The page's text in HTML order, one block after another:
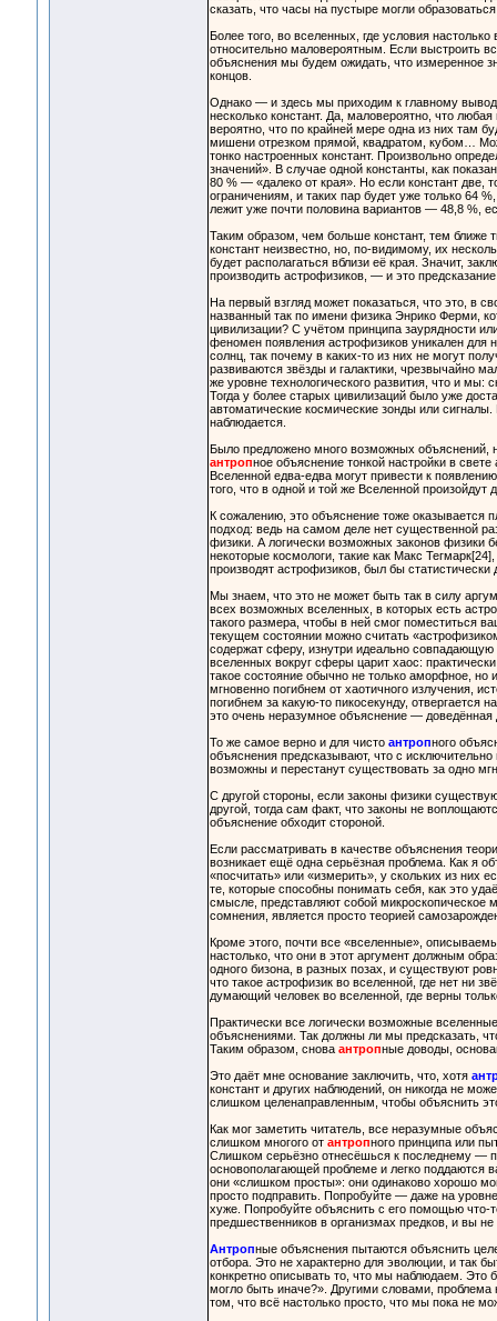
сказать, что часы на пустыре могли
Более того, во вселенных, где условия
относительно маловероятным. Если выстроить
объяснения мы будем ожидать, что измеренное
концов.
Однако — и здесь мы приходим к главному
несколько констант. Да, маловероятно, что
вероятно, что по крайней мере одна из них там
мишени отрезком прямой, квадратом, кубом…
тонко настроенных констант. Произвольно
значений». В случае одной константы, как
80 % — «далеко от края». Но если констант две,
ограничениям, и таких пар будет уже только 64
лежит уже почти половина вариантов — 48,8 %,
Таким образом, чем больше констант, тем ближе
констант неизвестно, но, по-видимому, их
будет располагаться вблизи её края. Значит,
производить астрофизиков, — и это
На первый взгляд может показаться, что это, в
названный так по имени физика Энрико Ферми,
цивилизации? С учётом принципа заурядности
феномен появления астрофизиков уникален
солнц, так почему в каких-то из них не могут
развиваются звёзды и галактики, чрезвычайно
же уровне технологического развития, что и
Тогда у более старых цивилизаций было уже
автоматические космические зонды или
наблюдается.
Было предложено много возможных объяснений,
антропное объяснение тонкой настройки в
Вселенной едва-едва могут привести к
того, что в одной и той же Вселенной
К сожалению, это объяснение тоже
подход: ведь на самом деле нет существенной
физики. А логически возможных законов физики
некоторые космологи, такие как Макс
производят астрофизиков, был бы статистически
Мы знаем, что это не может быть так в силу
всех возможных вселенных, в которых есть
такого размера, чтобы в ней смог поместиться
текущем состоянии можно считать
содержат сферу, изнутри идеально
вселенных вокруг сферы царит хаос:
такое состояние обычно не только аморфное,
мгновенно погибнем от хаотичного излучения,
погибнем за какую-то пикосекунду, отвергается
это очень неразумное объяснение — доведённая
То же самое верно и для чисто антропного
объяснения предсказывают, что с
возможны и перестанут существовать за одно
С другой стороны, если законы физики
другой, тогда сам факт, что законы не
объяснение обходит стороной.
Если рассматривать в качестве объяснения
возникает ещё одна серьёзная проблема. Как я
«посчитать» или «измерить», у скольких из них
те, которые способны понимать себя, как это
смысле, представляют собой микроскопическое
сомнения, является просто теорией
Кроме этого, почти все «вселенные»,
настолько, что они в этот аргумент должным
одного бизона, в разных позах, и существуют
что такое астрофизик во вселенной, где нет ни
думающий человек во вселенной, где верны
Практически все логически возможные
объяснениями. Так должны ли мы предсказать,
Таким образом, снова антропные доводы,
Это даёт мне основание заключить, что, хотя
констант и других наблюдений, он никогда не
слишком целенаправленным, чтобы объяснить
Как мог заметить читатель, все неразумные
слишком многого от антропного принципа или
Слишком серьёзно отнесёшься к последнему —
основополагающей проблеме и легко поддаются
они «слишком просты»: они одинаково хорошо
просто подправить. Попробуйте — даже на
хуже. Попробуйте объяснить с его помощью что-
предшественников в организмах предков, и вы
Антропные объяснения пытаются объяснить
отбора. Это не характерно для эволюции, и так
конкретно описывать то, что мы наблюдаем. Это
могло быть иначе?». Другими словами,
том, что всё настолько просто, что мы пока не